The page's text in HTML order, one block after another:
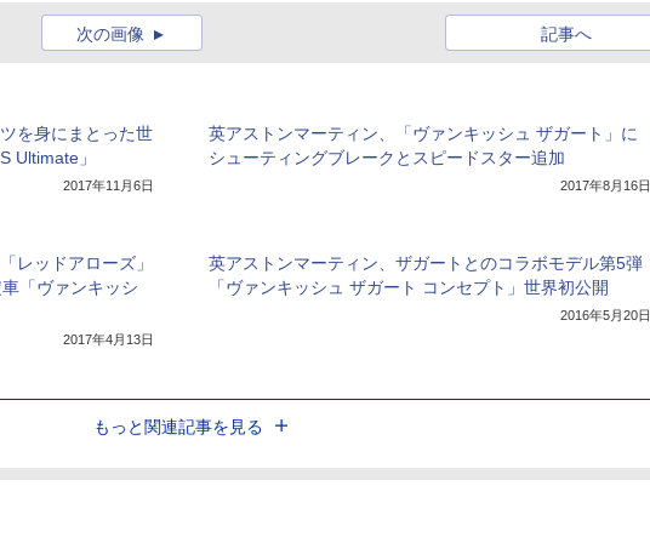
次の画像 記事へ
を身にまとった世
Ultimate」
2017年11月6日
英アストンマーティン、「ヴァンキッシュ ザガート」に
シューティングブレークとスピードスター追加
2017年8月16日
レッドアローズ」
「ヴァンキッシ
2017年4月13日
英アストンマーティン、ザガートとのコラボモデル第5弾
「ヴァンキッシュ ザガート コンセプト」世界初公開
2016年5月20日
もっと関連記事を見る